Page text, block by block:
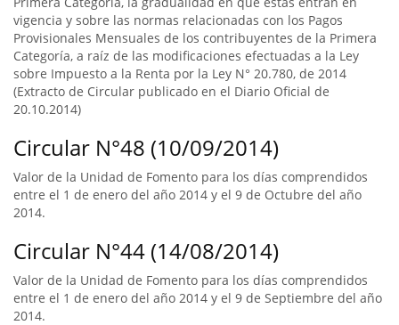
vigencia y sobre las normas relacionadas con los Pagos
Provisionales Mensuales de los contribuyentes de la Primera
Categoría, a raíz de las modificaciones efectuadas a la Ley
sobre Impuesto a la Renta por la Ley N° 20.780, de 2014
(Extracto de Circular publicado en el Diario Oficial de
20.10.2014)
Circular N°48 (10/09/2014)
Valor de la Unidad de Fomento para los días comprendidos
entre el 1 de enero del año 2014 y el 9 de Octubre del año
2014.
Circular N°44 (14/08/2014)
Valor de la Unidad de Fomento para los días comprendidos
entre el 1 de enero del año 2014 y el 9 de Septiembre del año
2014.